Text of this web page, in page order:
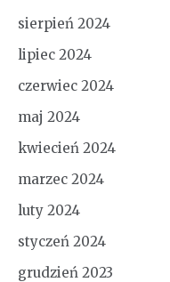
sierpień 2024
lipiec 2024
czerwiec 2024
maj 2024
kwiecień 2024
marzec 2024
luty 2024
styczeń 2024
grudzień 2023